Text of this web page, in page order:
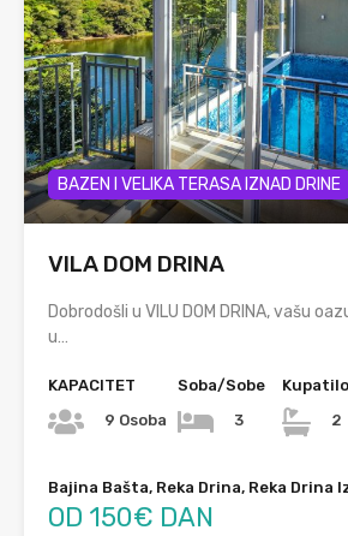
BAZEN I VELIKA TERASA IZNAD DRINE
VILA DOM DRINA
Dobrodošli u VILU DOM DRINA, vašu
u…
KAPACITET
9 Osoba
Soba/Sobe
3
2
Bajina Bašta, Reka Drina, Reka Drina
OD 150€ DAN